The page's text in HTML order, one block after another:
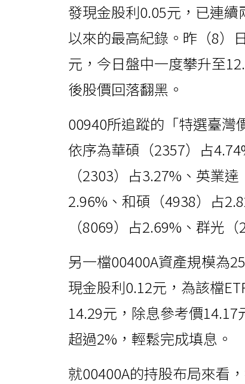
發現金股利0.05元，已連
以來的最高紀錄。昨（8）
元，今日盤中一度攀升至
後股價回落翻黑。
00940所追蹤的「特選臺灣
依序為華碩（2357）占
（2303）占3.27%、英業
2.96%、和碩（4938）占
（8069）占2.69%、群光
另一檔00400A資產規模為
現金股利0.12元，為該檔
14.29元，除息參考價
超過2%，輕鬆完成填息。
就00400A的持股布局來看